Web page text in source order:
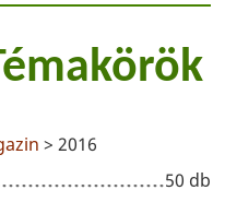
> 2016
50 db